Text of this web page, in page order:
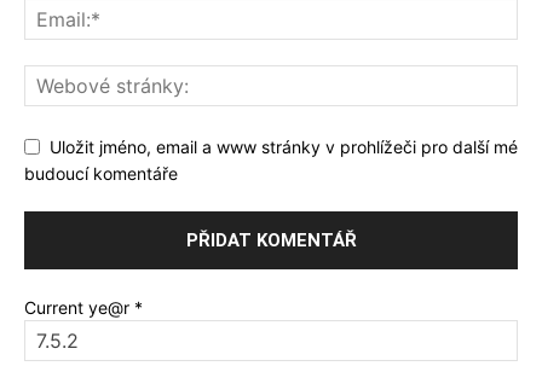
Uložit jméno, email a www stránky v prohlížeči pro další mé
budoucí komentáře
Current ye@r *